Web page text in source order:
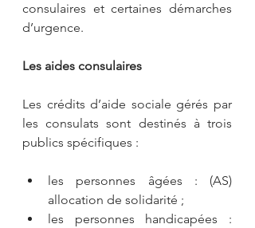
consulaires et certaines démarches
d’urgence.
Les aides consulaires
Les crédits d’aide sociale gérés par
les consulats sont destinés à trois
publics spécifiques :
les personnes âgées : (AS)
allocation de solidarité ;
les personnes handicapées :